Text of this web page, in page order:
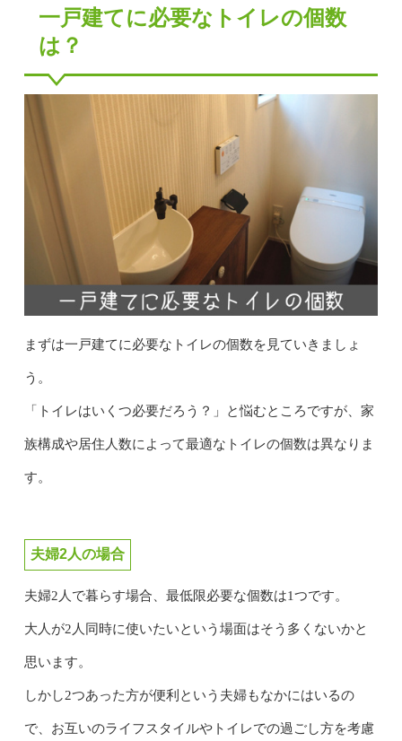
一戸建てに必要なトイレの個数
は？
まずは一戸建てに必要なトイレの個数を見ていきましょ
う。
「トイレはいくつ必要だろう？」と悩むところですが、家
族構成や居住人数によって最適なトイレの個数は異なりま
す。
夫婦2人の場合
夫婦2人で暮らす場合、最低限必要な個数は1つです。
大人が2人同時に使いたいという場面はそう多くないかと
思います。
しかし2つあった方が便利という夫婦もなかにはいるの
で、お互いのライフスタイルやトイレでの過ごし方を考慮